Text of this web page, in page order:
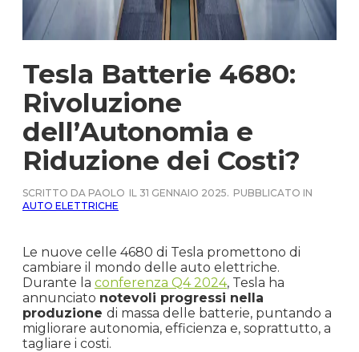
Tesla Batterie 4680:
Rivoluzione
dell’Autonomia e
Riduzione dei Costi?
SCRITTO DA PAOLO IL 31 GENNAIO 2025. PUBBLICATO IN
AUTO ELETTRICHE
Le nuove celle 4680 di Tesla promettono di
cambiare il mondo delle auto elettriche.
Durante la conferenza Q4 2024, Tesla ha
annunciato notevoli progressi nella
produzione di massa delle batterie, puntando a
migliorare autonomia, efficienza e, soprattutto, a
tagliare i costi.